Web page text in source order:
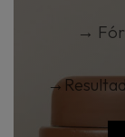
→
→